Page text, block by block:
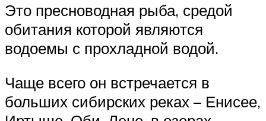
Это пресноводная рыба, средой
обитания которой являются
водоемы с прохладной водой.
Чаще всего он встречается в
больших сибирских реках – Енисее,